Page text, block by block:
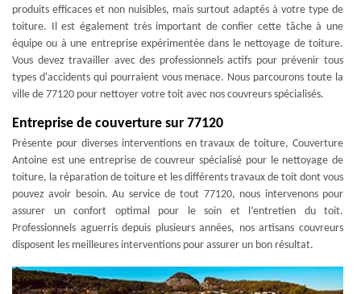
produits efficaces et non nuisibles, mais surtout adaptés à votre type de
toiture. Il est également très important de confier cette tâche à une
équipe ou à une entreprise expérimentée dans le nettoyage de toiture.
Vous devez travailler avec des professionnels actifs pour prévenir tous
types d'accidents qui pourraient vous menace. Nous parcourons toute la
ville de 77120 pour nettoyer votre toit avec nos couvreurs spécialisés.
Entreprise de couverture sur 77120
Présente pour diverses interventions en travaux de toiture, Couverture
Antoine est une entreprise de couvreur spécialisé pour le nettoyage de
toiture, la réparation de toiture et les différents travaux de toit dont vous
pouvez avoir besoin. Au service de tout 77120, nous intervenons pour
assurer un confort optimal pour le soin et l’entretien du toit.
Professionnels aguerris depuis plusieurs années, nos artisans couvreurs
disposent les meilleures interventions pour assurer un bon résultat.